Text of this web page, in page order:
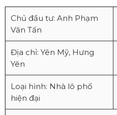
Chủ đầu tư: Anh Phạm
Văn Tấn
Địa chỉ: Yên Mỹ, Hưng
Yên
Loại hình: Nhà lô phố
hiện đại